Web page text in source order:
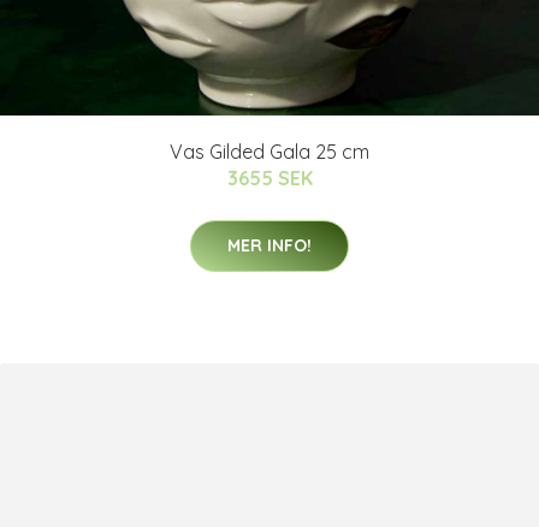
Vas Gilded Gala 25 cm
3655 SEK
MER INFO!